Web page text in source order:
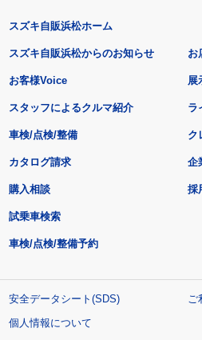
スズキ自販浜松ホーム
スズキ自販浜松からのお知らせ
お客様Voice
スタッフによるクルマ紹介
お
展
ラ
車検/点検/整備 ク
カタログ請求
購入相談
試乗車検索
車検/点検/整備予約
企
採
安全データシート(SDS)
ご
個人情報について